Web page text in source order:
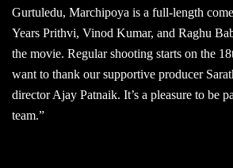
Gurtuledu, Marchipoya is a full-length
Years Prithvi, Vinod Kumar, and Raghu
the movie. Regular shooting starts on the
want to thank our supportive producer
director Ajay Patnaik. It’s a pleasure to be
team.”